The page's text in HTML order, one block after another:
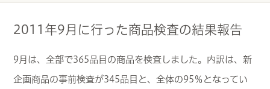
2011年9月に行った商品検査の結果報告
9月は、全部で365品目の商品を検査しました。内訳は、新
企画商品の事前検査が345品目と、全体の95％となってい